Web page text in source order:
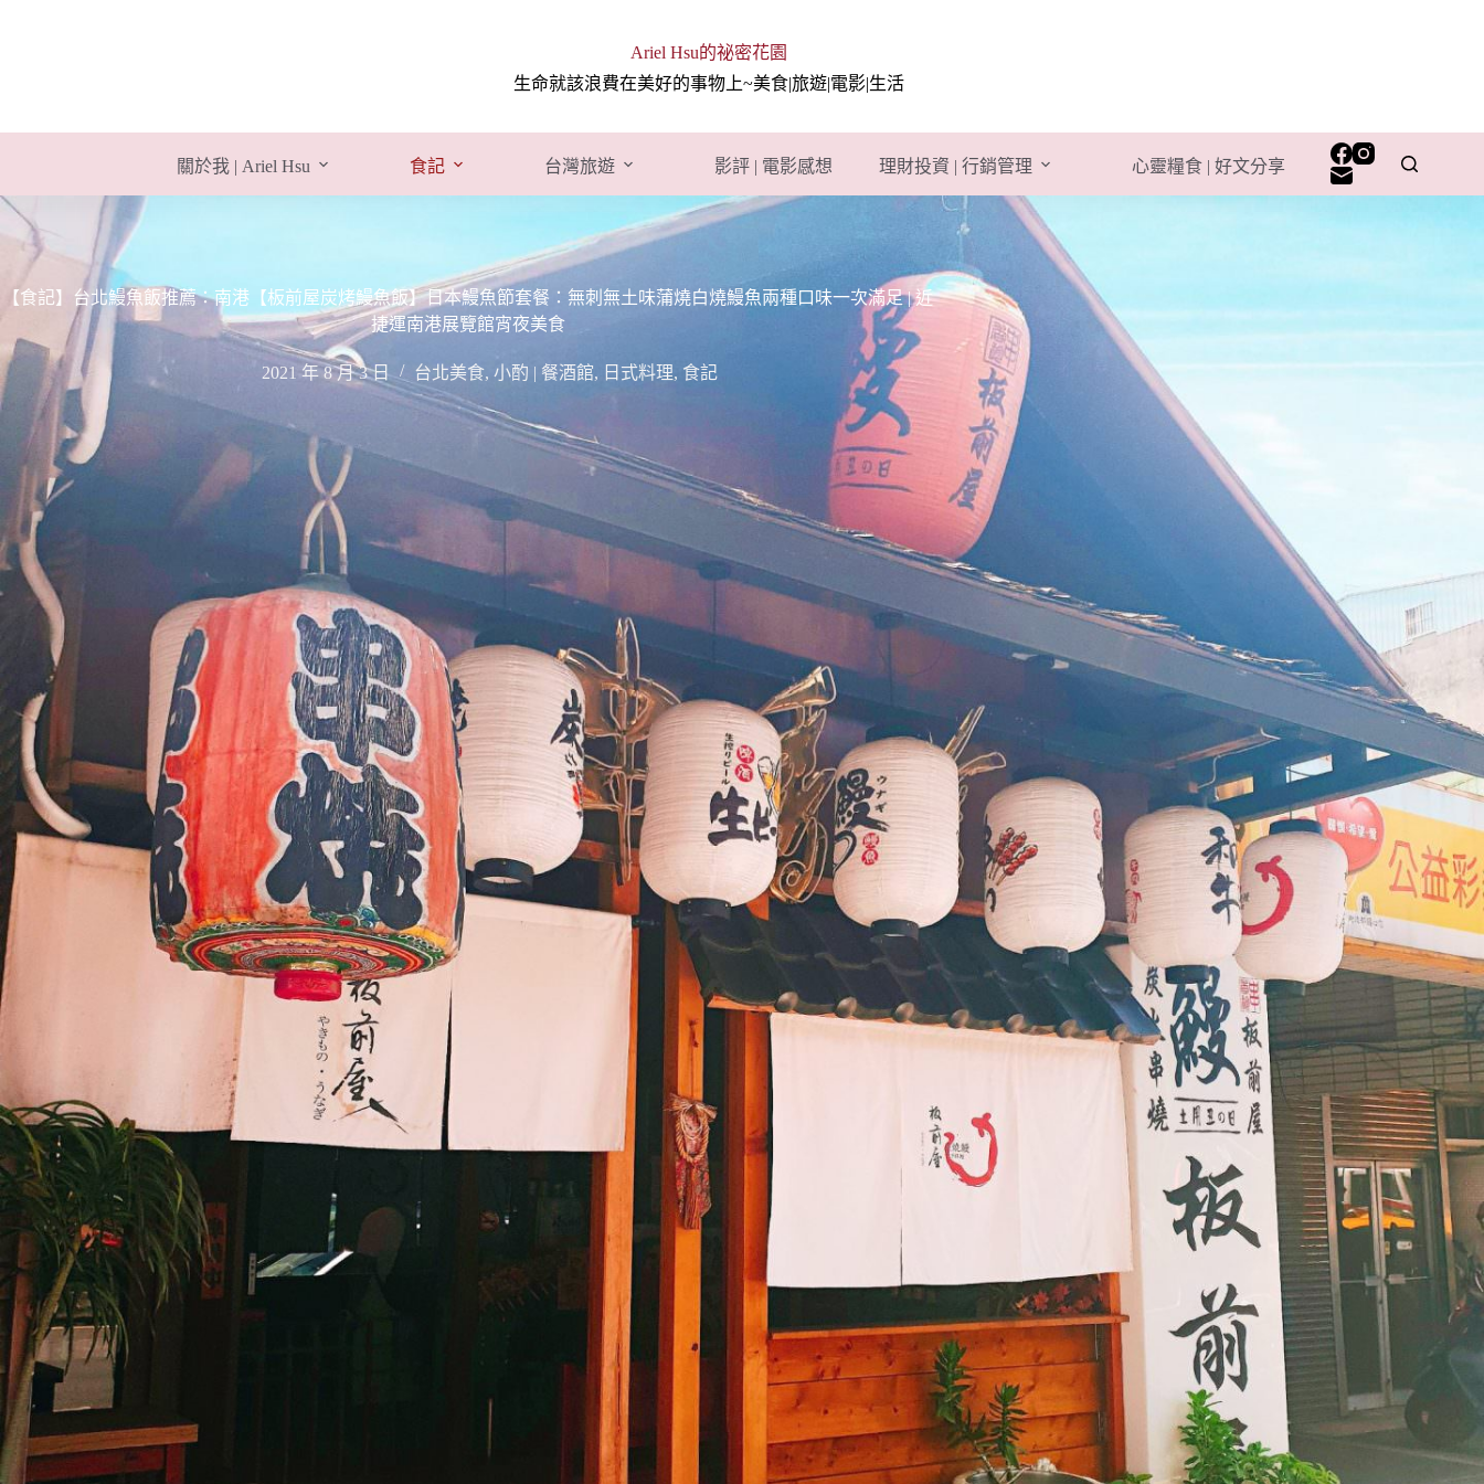
Ariel Hsu的祕密花園
生命就該浪費在美好的事物上~美食|旅遊|電影|生活
關於我 | Ariel Hsu 食記 台灣旅遊 影評 | 電影感想 理財投資 | 行銷管理 心靈糧食 | 好文分享
【食記】台北鰻魚飯推薦：南港【板前屋炭烤鰻魚飯】日本鰻魚節套餐：無刺無土味蒲燒白燒鰻魚兩種口味一次滿足 | 近
捷運南港展覽館宵夜美食
2021 年 8 月 3 日 台北美食, 小酌 | 餐酒館, 日式料理, 食記